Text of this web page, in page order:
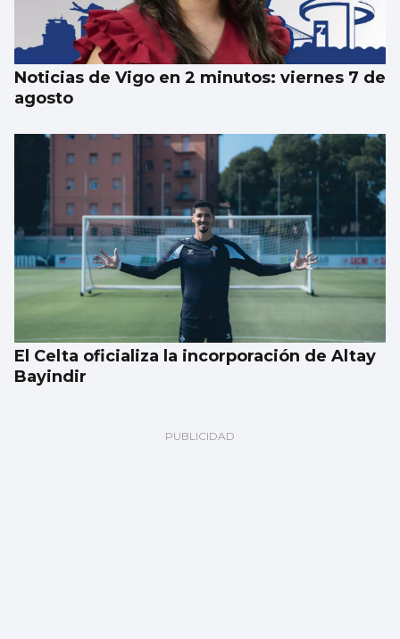
Noticias de Vigo en 2 minutos: viernes 7 de
agosto
El Celta oficializa la incorporación de Altay
Bayindir